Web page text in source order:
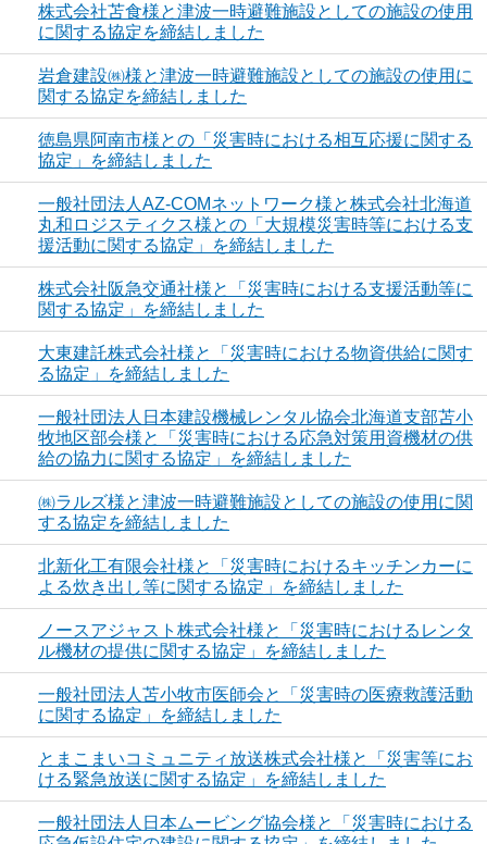
株式会社苫食様と津波一時避難施設としての施設の使用
に関する協定を締結しました
岩倉建設㈱様と津波一時避難施設としての施設の使用に
関する協定を締結しました
徳島県阿南市様との「災害時における相互応援に関する
協定」を締結しました
一般社団法人AZ-COMネットワーク様と株式会社北海道
丸和ロジスティクス様との「大規模災害時等における支
援活動に関する協定」を締結しました
株式会社阪急交通社様と「災害時における支援活動等に
関する協定」を締結しました
大東建託株式会社様と「災害時における物資供給に関す
る協定」を締結しました
一般社団法人日本建設機械レンタル協会北海道支部苫小
牧地区部会様と「災害時における応急対策用資機材の供
給の協力に関する協定」を締結しました
㈱ラルズ様と津波一時避難施設としての施設の使用に関
する協定を締結しました
北新化工有限会社様と「災害時におけるキッチンカーに
よる炊き出し等に関する協定」を締結しました
ノースアジャスト株式会社様と「災害時におけるレンタ
ル機材の提供に関する協定」を締結しました
一般社団法人苫小牧市医師会と「災害時の医療救護活動
に関する協定」を締結しました
とまこまいコミュニティ放送株式会社様と「災害等にお
ける緊急放送に関する協定」を締結しました
一般社団法人日本ムービング協会様と「災害時における